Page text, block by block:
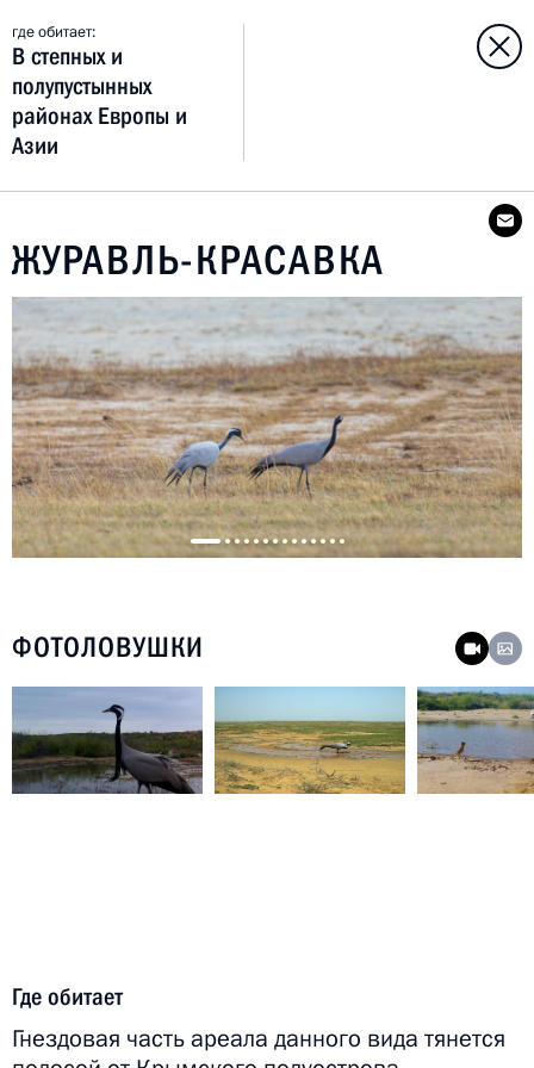
где обитает:
В степных и
полупустынных
районах Европы и
Азии
ЖУРАВЛЬ-КРАСАВКА
ФОТОЛОВУШКИ
Где обитает
Гнездовая часть ареала данного вида тянется